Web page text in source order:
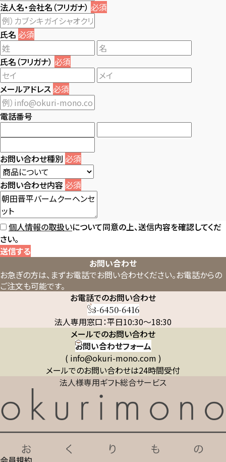
法人名・会社名（フリガナ） 必須
氏名 必須
氏名（フリガナ） 必須
メールアドレス必須
電話番号
お問い合わせ種別 必須
お問い合わせ内容 必須
個人情報の取扱いについて同意の上、送信内容を確認してくだ
さい。
送信する
お問い合わせ
お急ぎの方は、まずお電話でお問い合わせください。お電話からの
ご注文も可能です。
お電話でのお問い合わせ
03-6450-6416
法人専用窓口：平日10:30～18:30
メールでのお問い合わせ
お問い合わせフォーム
( info@okuri-mono.com )
メールでのお問い合わせは24時間受付
法人様専用ギフト総合サービス